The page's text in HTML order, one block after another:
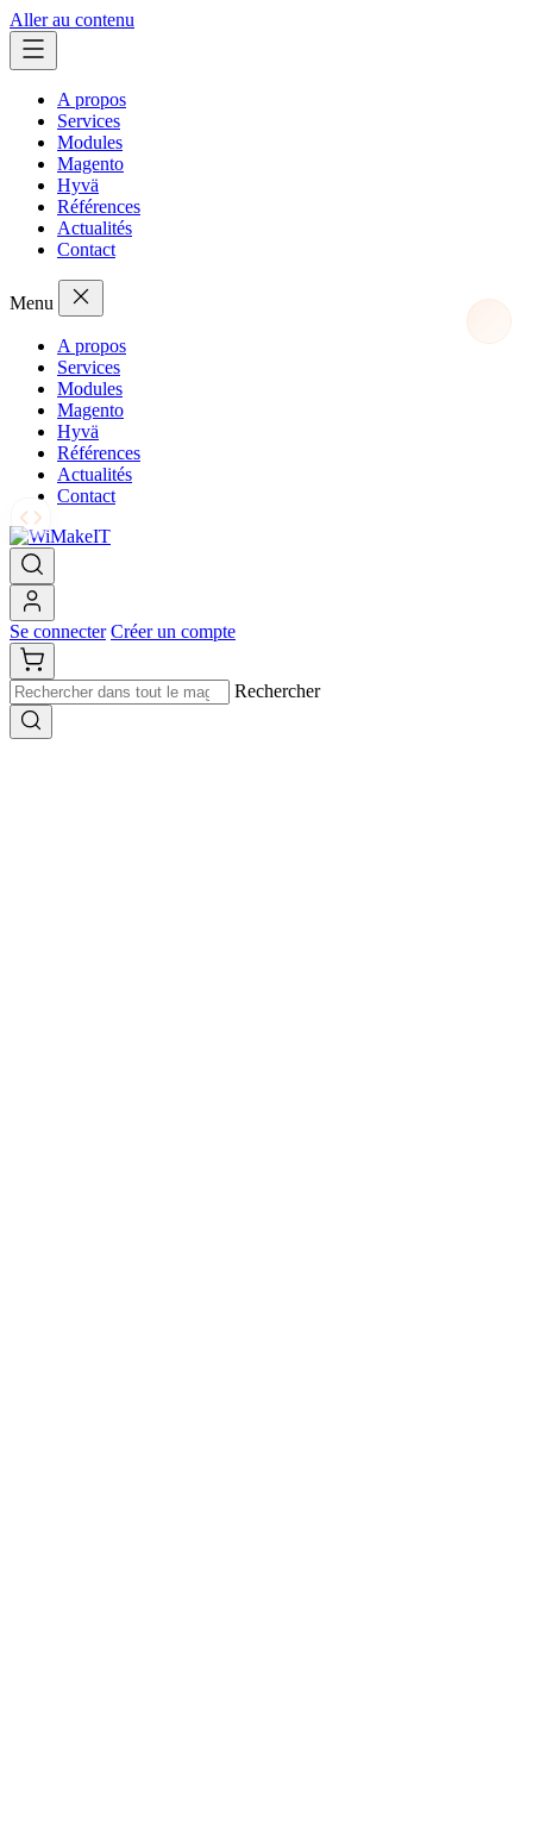
Aller au contenu
A propos
Services
Modules
Magento
Hyvä
Références
Actualités
Contact
Menu
A propos
Services
Modules
Magento
Hyvä
Références
Actualités
Contact
Se connecter Créer un compte
Rechercher